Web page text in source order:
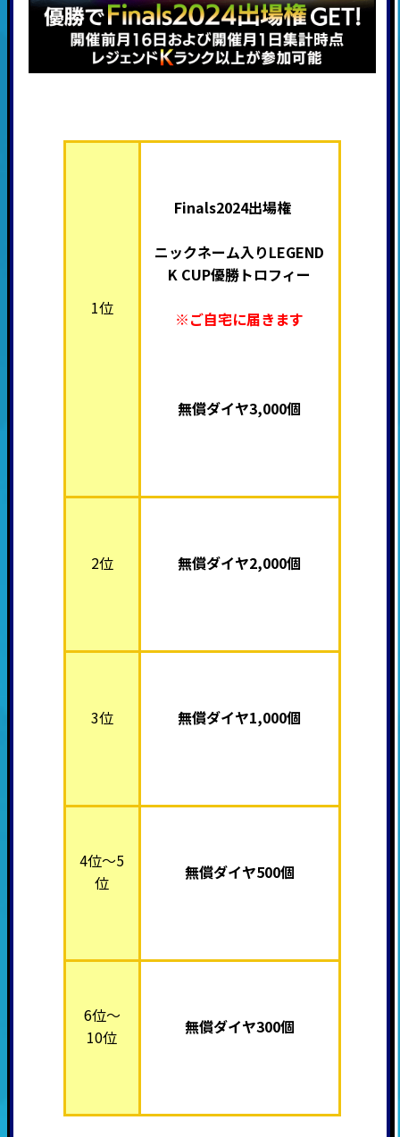
1位
Finals2024出場権
ニックネーム入りLEGEND
K CUP優勝トロフィー
※ご自宅に届きます
無償ダイヤ3,000個
2位 無償ダイヤ2,000個
3位 無償ダイヤ1,000個
4位～5
位
無償ダイヤ500個
6位～
10位
無償ダイヤ300個